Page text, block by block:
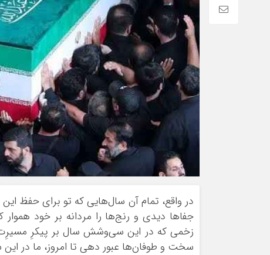
*فرهنگی
ایثار و شهادت
دفاع مقدس
*جهان
بین الملل
آسیای غربی
آمریکا و اروپا
در واقع، تمام آن سال‌هایی که تو برای حفظ
جفاها دیدی و رنج‌ها را مردانه بر خود
زخمی که در این سی‌وشش سال بر پیکرِ مسیرِت
سخت و طوفان‌ها عبور دهی تا امروز، ما در این